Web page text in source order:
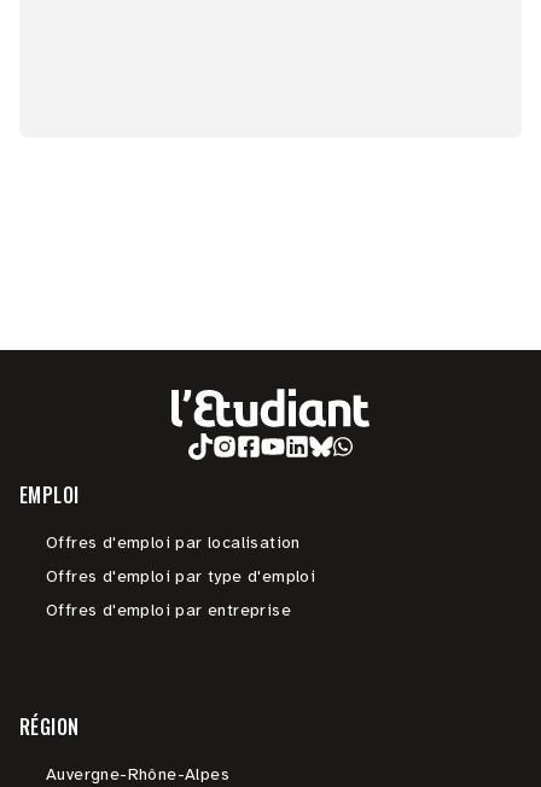
EMPLOI
Offres d'emploi par localisation
Offres d'emploi par type d'emploi
Offres d'emploi par entreprise
RÉGION
Auvergne-Rhône-Alpes